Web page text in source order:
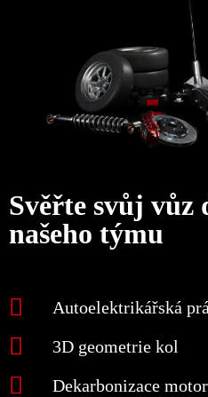
Svěřte svůj vůz
našeho týmu
Autoelektrikářská
3D geometrie kol
Dekarbonizace